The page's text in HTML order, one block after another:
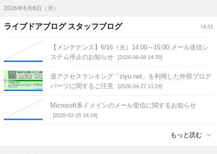
2026年6月8日（月）
14:33
ライブドアブログ スタッフブログ
【メンテナンス】6/16（火）14:00～15:00 メール送信シ
ステム停止のお知らせ
[2026-06-08 14:33]
逆アクセスランキング「ziyu.net」を利用した外部ブログ
パーツに関するご注意
[2026-04-27 11:24]
Microsoft系ドメインのメール受信に関するお知らせ
[2026-02-25 14:19]
もっと読む